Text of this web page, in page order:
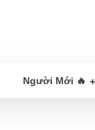
Người Mới 🔥